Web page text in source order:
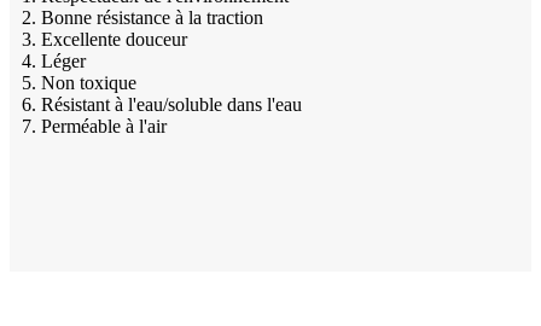
2. Bonne résistance à la traction
3. Excellente douceur
4. Léger
5. Non toxique
6. Résistant à l'eau/soluble dans l'eau
7. Perméable à l'air